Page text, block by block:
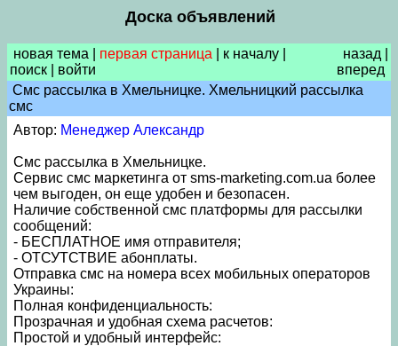
Доска объявлений
новая тема первая страница к началу
поиск
войти
назад
вперед
Смс рассылка в Хмельницке. Хмельницкий рассылка
смс
Автор: Менеджер Александр
Смс рассылка в Хмельницке.
Сервис смс маркетинга от sms-marketing.com.ua более
чем выгоден, он еще удобен и безопасен.
Наличие собственной смс платформы для рассылки
сообщений:
- БЕСПЛАТНОЕ имя отправителя;
- ОТСУТСТВИЕ абонплаты.
Отправка смс на номера всех мобильных операторов
Украины:
Полная конфиденциальность:
Прозрачная и удобная схема расчетов:
Простой и удобный интерфейс: